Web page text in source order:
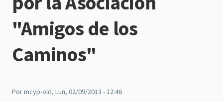
"Amigos de los
Caminos"
Pormcyp-old, Lun, 02/09/2013 - 12:46